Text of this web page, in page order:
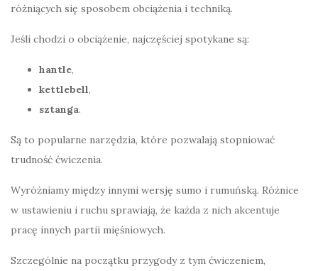
różniących się sposobem obciążenia i techniką.
Jeśli chodzi o obciążenie, najczęściej spotykane są:
hantle,
kettlebell,
sztanga.
Są to popularne narzędzia, które pozwalają stopniować
trudność ćwiczenia.
Wyróżniamy między innymi wersję sumo i rumuńską. Różnice
w ustawieniu i ruchu sprawiają, że każda z nich akcentuje
pracę innych partii mięśniowych.
Szczególnie na początku przygody z tym ćwiczeniem,